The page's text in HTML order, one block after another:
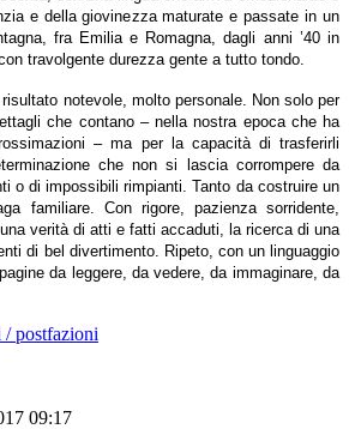
e della giovinezza maturate e passate in un
fra Emilia e Romagna, dagli anni ’40 in
travolgente durezza gente a tutto tondo.
risultato notevole, molto personale. Non solo per
che contano – nella nostra epoca che ha
– ma per la capacità di trasferirli
che non si lascia corrompere da
o di impossibili rimpianti. Tanto da costruire un
familiare. Con rigore, pazienza sorridente,
verità di atti e fatti accaduti, la ricerca di una
di bel divertimento. Ripeto, con un linguaggio
da leggere, da vedere, da immaginare, da
/ postfazioni
09:17